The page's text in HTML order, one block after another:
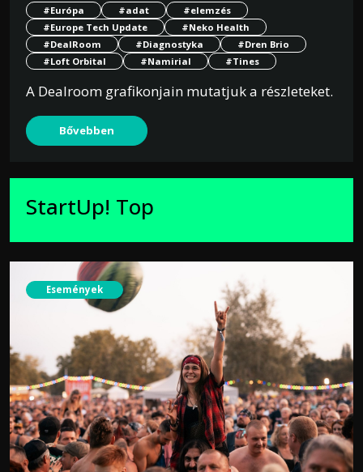
#Európa #adat
#elemzés
#Europe Tech Update
#Neko Health
#DealRoom
#Diagnostyka
#Dren Brio
#Loft Orbital
#Namirial #Tines
A Dealroom grafikonjain mutatjuk a részleteket.
Bővebben
StartUp! Top
Események